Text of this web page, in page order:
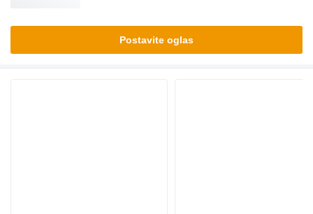
Postavite oglas